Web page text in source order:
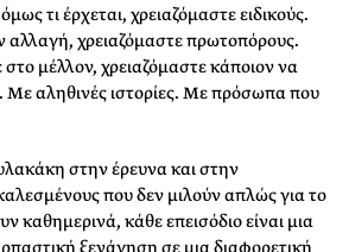
τι έρχεται, χρειαζόμαστε ειδικούς.
αλλαγή, χρειαζόμαστε πρωτοπόρους.
μέλλον, χρειαζόμαστε κάποιον να
Με αληθινές ιστορίες. Με πρόσωπα που
στην έρευνα και στην
που δεν μιλούν απλώς για το
καθημερινά, κάθε επεισόδιο είναι μια
ξενάγηση σε μια διαφορετική